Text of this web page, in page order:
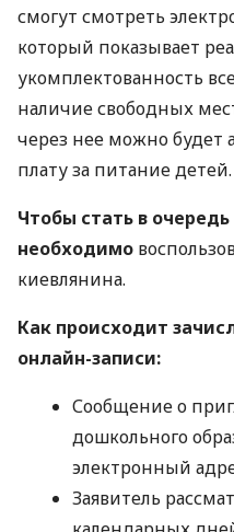
смогут смотреть
который показывает
укомплектованность
наличие свободных
через нее можно будет
плату за питание детей.
Чтобы стать в
необходимо
киевлянина.
Как происходит
онлайн-записи:
Сообщение о
дошкольного
электронный
Заявитель